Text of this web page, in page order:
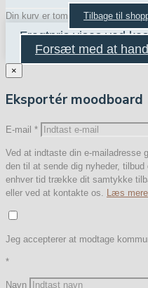
Din kurv er tom Tilbage til
Fragtpris vises ved
Forsæt med at
×
Eksportér moodboard
E-mail *
Ved at indtaste din e-mailadresse
den til at sende dig nyheder,
enhver tid trække dit samtykke
eller ved at kontakte os. Læs mere
Jeg accepterer at modtage
*
Navn